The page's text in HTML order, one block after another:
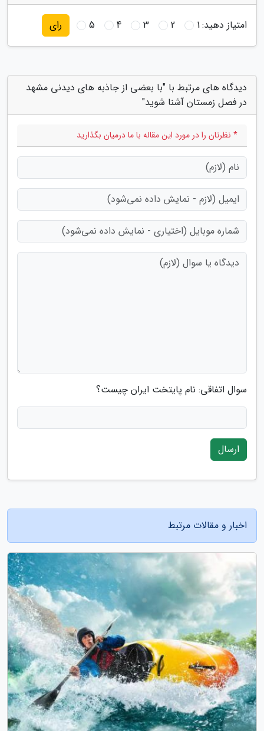
امتیاز دهید:1
2
3
4
5 رای
دیدگاه های مرتبط با "با بعضی از جاذبه های دیدنی مشهد
در فصل زمستان آشنا شوید"
* نظرتان را در مورد این مقاله با ما درمیان بگذارید
سوال اتفاقی: نام پایتخت ایران چیست؟
ارسال
اخبار و مقالات مرتبط